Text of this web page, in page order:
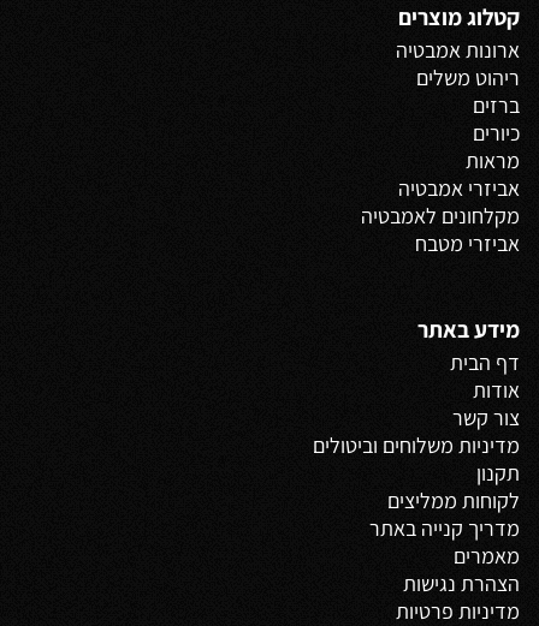
קטלוג מוצרים
ארונות אמבטיה
ריהוט משלים
ברזים
כיורים
מראות
אביזרי אמבטיה
מקלחונים לאמבטיה
אביזרי מטבח
מידע באתר
דף הבית
אודות
צור קשר
מדיניות משלוחים וביטולים
תקנון
לקוחות ממליצים
מדריך קנייה באתר
מאמרים
הצהרת נגישות
מדיניות פרטיות